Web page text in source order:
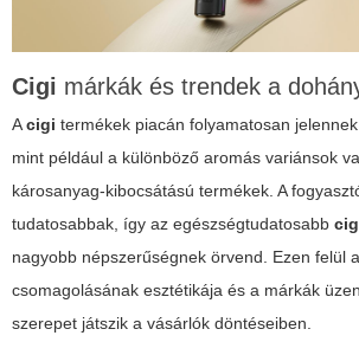
Cigi márkák és trendek a
Acigi termékek piacán folyamatosan
mint például a különböző aromás variánsok
károsanyag-kibocsátású termékek. A
tudatosabbak, így az egészségtudatosabb
nagyobb népszerűségnek örvend. Ezen felül a
csomagolásának esztétikája és a márkák
szerepet játszik a vásárlók döntéseiben.